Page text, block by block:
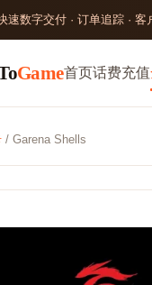
速数字交付 · 订单追踪 · 客
Game首页话费充值
/ Garena Shells